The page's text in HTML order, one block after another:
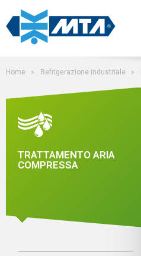
Home Refrigerazione industriale
TRATTAMENTO ARIA
COMPRESSA